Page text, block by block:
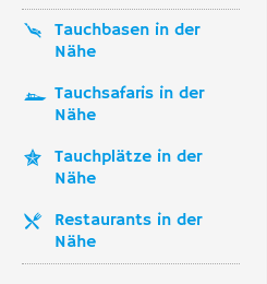
Tauchbasen in der
Nähe
Tauchsafaris in der
Nähe
Tauchplätze in der
Nähe
Restaurants in der
Nähe